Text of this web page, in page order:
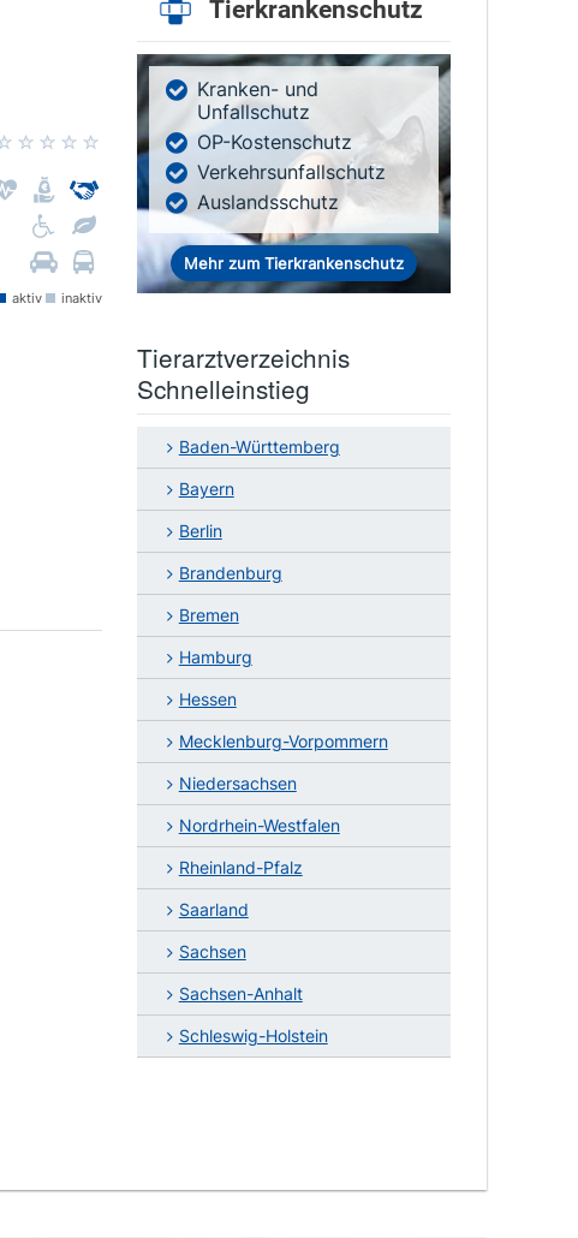
aktiv inaktiv
Tierkrankenschutz
Kranken- und
Unfallschutz
OP-Kostenschutz
Verkehrsunfallschutz
Auslandsschutz
Mehr zum Tierkrankenschutz
Tierarztverzeichnis
Schnelleinstieg
Baden-Württemberg
Bayern
Berlin
Brandenburg
Bremen
Hamburg
Hessen
Mecklenburg-Vorpommern
Niedersachsen
Nordrhein-Westfalen
Rheinland-Pfalz
Saarland
Sachsen
Sachsen-Anhalt
Schleswig-Holstein